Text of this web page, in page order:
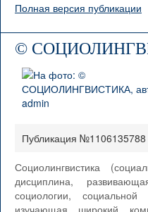
Полная версия публикации
©
Публикация №1106135788
Социолингвистика
дисциплина,
социологии,
изучающая широкий